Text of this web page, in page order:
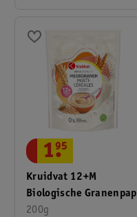
Kruidvat 12+M
Biologische Granenpap
200g
1.
95